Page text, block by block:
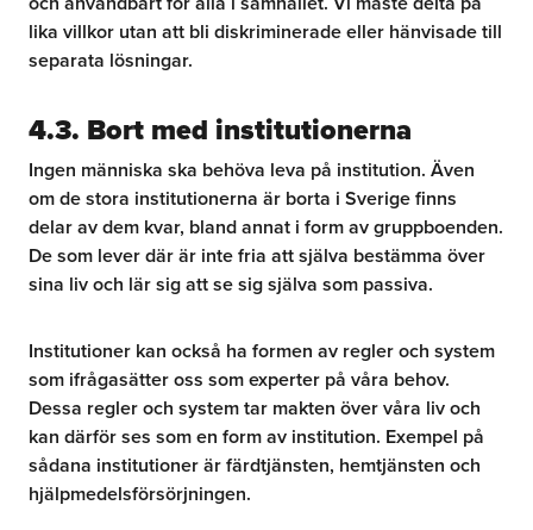
lika villkor utan att bli diskriminerade eller hänvisade till
separata lösningar.
4.3. Bort med institutionerna
Ingen människa ska behöva leva på institution. Även
om de stora institutionerna är borta i Sverige finns
delar av dem kvar, bland annat i form av gruppboenden.
De som lever där är inte fria att själva bestämma över
sina liv och lär sig att se sig själva som passiva.
Institutioner kan också ha formen av regler och system
som ifrågasätter oss som experter på våra behov.
Dessa regler och system tar makten över våra liv och
kan därför ses som en form av institution. Exempel på
sådana institutioner är färdtjänsten, hemtjänsten och
hjälpmedelsförsörjningen.